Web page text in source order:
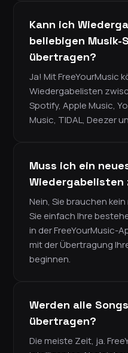
Kann ich
beliebigen Musik-
übertragen?
Ja! Mit FreeYourMusic
Wiedergabelisten
Spotify, Apple Music,
Music, TIDAL, Deezer
Muss ich ein
Wiedergabelisten
Nein, Sie brauchen
Sie einfach Ihre
in der FreeYourMusic-
mit der Übertragung
beginnen.
Werden alle
übertragen?
Die meiste Zeit, ja.